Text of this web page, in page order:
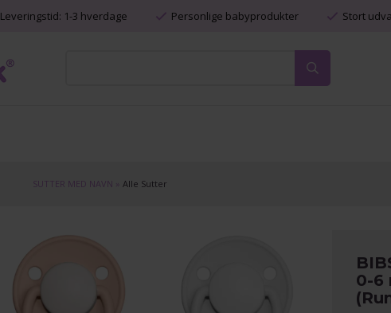
Leveringstid: 1-3 hverdage Personlige babyprodukter Stort
SUTTER MED NAVN Alle Sutter
0-6